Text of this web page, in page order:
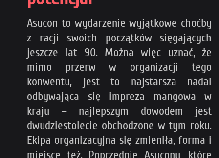
Asucon to wydarzenie wyjątkowe choćby
z racji swoich początków sięgających
jeszcze lat 90. Można więc uznać, że
mimo przerw w organizacji tego
konwentu, jest to najstarsza nadal
odbywająca się impreza mangowa w
kraju – najlepszym dowodem jest
dwudziestolecie obchodzone w tym roku.
Ekipa organizacyjna się zmieniła, forma i
miejsce też. Poprzednie Asucony, które